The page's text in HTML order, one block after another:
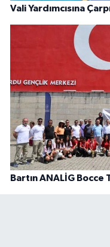
Vali Yardımcısına
Bartın ANALİG